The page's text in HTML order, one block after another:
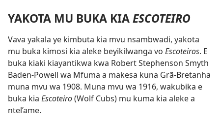
YAKOTA MU BUKA KIAESCOTEIRO
Vava yakala ye kimbuta kia mvu nsambwadi, yakota
mu buka kimosi kia aleke beyikilwanga vo Escoteiros. E
buka kiaki kiayantikwa kwa Robert Stephenson Smyth
Baden-Powell wa Mfuma a makesa kuna Grã-Bretanha
muna mvu wa 1908. Muna mvu wa 1916, wakubika e
buka kia Escoteiro(Wolf Cubs) mu kuma kia aleke a
ntel’ame.